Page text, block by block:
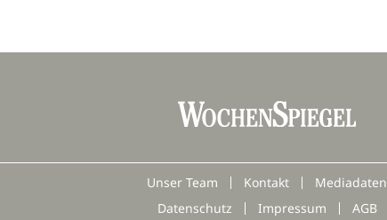
Unser Team Kontakt
Mediadaten
Datenschutz
Impressum AGB